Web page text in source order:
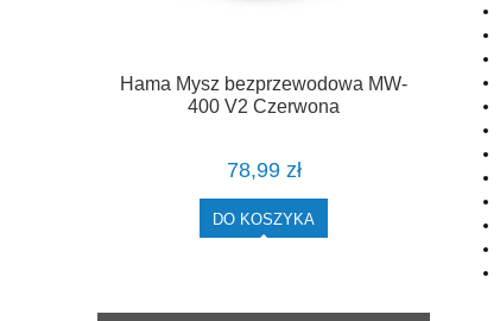
Hama Mysz bezprzewodowa MW-
400 V2 Czerwona
78,99 zł
DO KOSZYKA